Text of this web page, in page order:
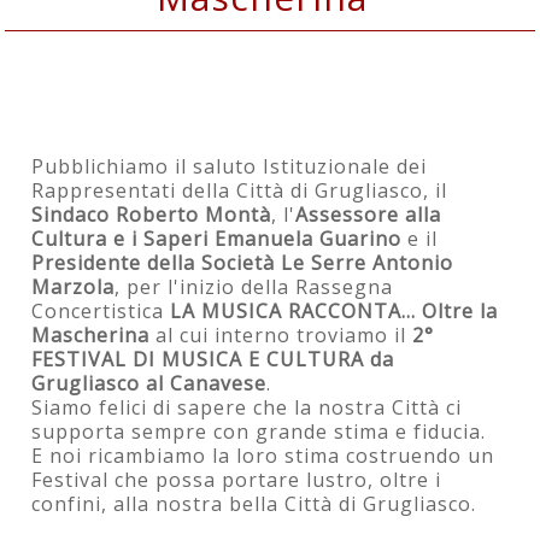
Pubblichiamo il saluto Istituzionale dei
Rappresentati della Città di Grugliasco, il
Sindaco Roberto Montà, l'Assessore alla
Cultura e i Saperi Emanuela Guarino e il
Presidente della Società Le Serre Antonio
Marzola, per l'inizio della Rassegna
Concertistica LA MUSICA RACCONTA... Oltre la
Mascherina al cui interno troviamo il 2°
FESTIVAL DI MUSICA E CULTURA da
Grugliasco al Canavese.
Siamo felici di sapere che la nostra Città ci
supporta sempre con grande stima e fiducia.
E noi ricambiamo la loro stima costruendo un
Festival che possa portare lustro, oltre i
confini, alla nostra bella Città di Grugliasco.